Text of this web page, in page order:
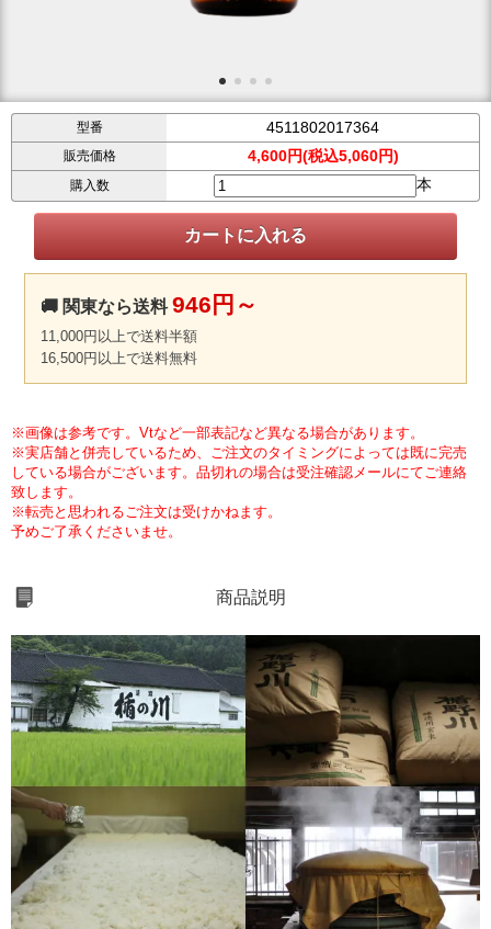
型番 4511802017364
販売価格 4,600円(税込5,060円)
購入数 本
🚚 関東なら送料946円～
11,000円以上で送料半額
16,500円以上で送料無料
※画像は参考です。Vtなど一部表記など異なる場合があります。
※実店舗と併売しているため、ご注文のタイミングによっては既に完売
している場合がございます。品切れの場合は受注確認メールにてご連絡
致します。
※転売と思われるご注文は受けかねます。
予めご了承くださいませ。
商品説明